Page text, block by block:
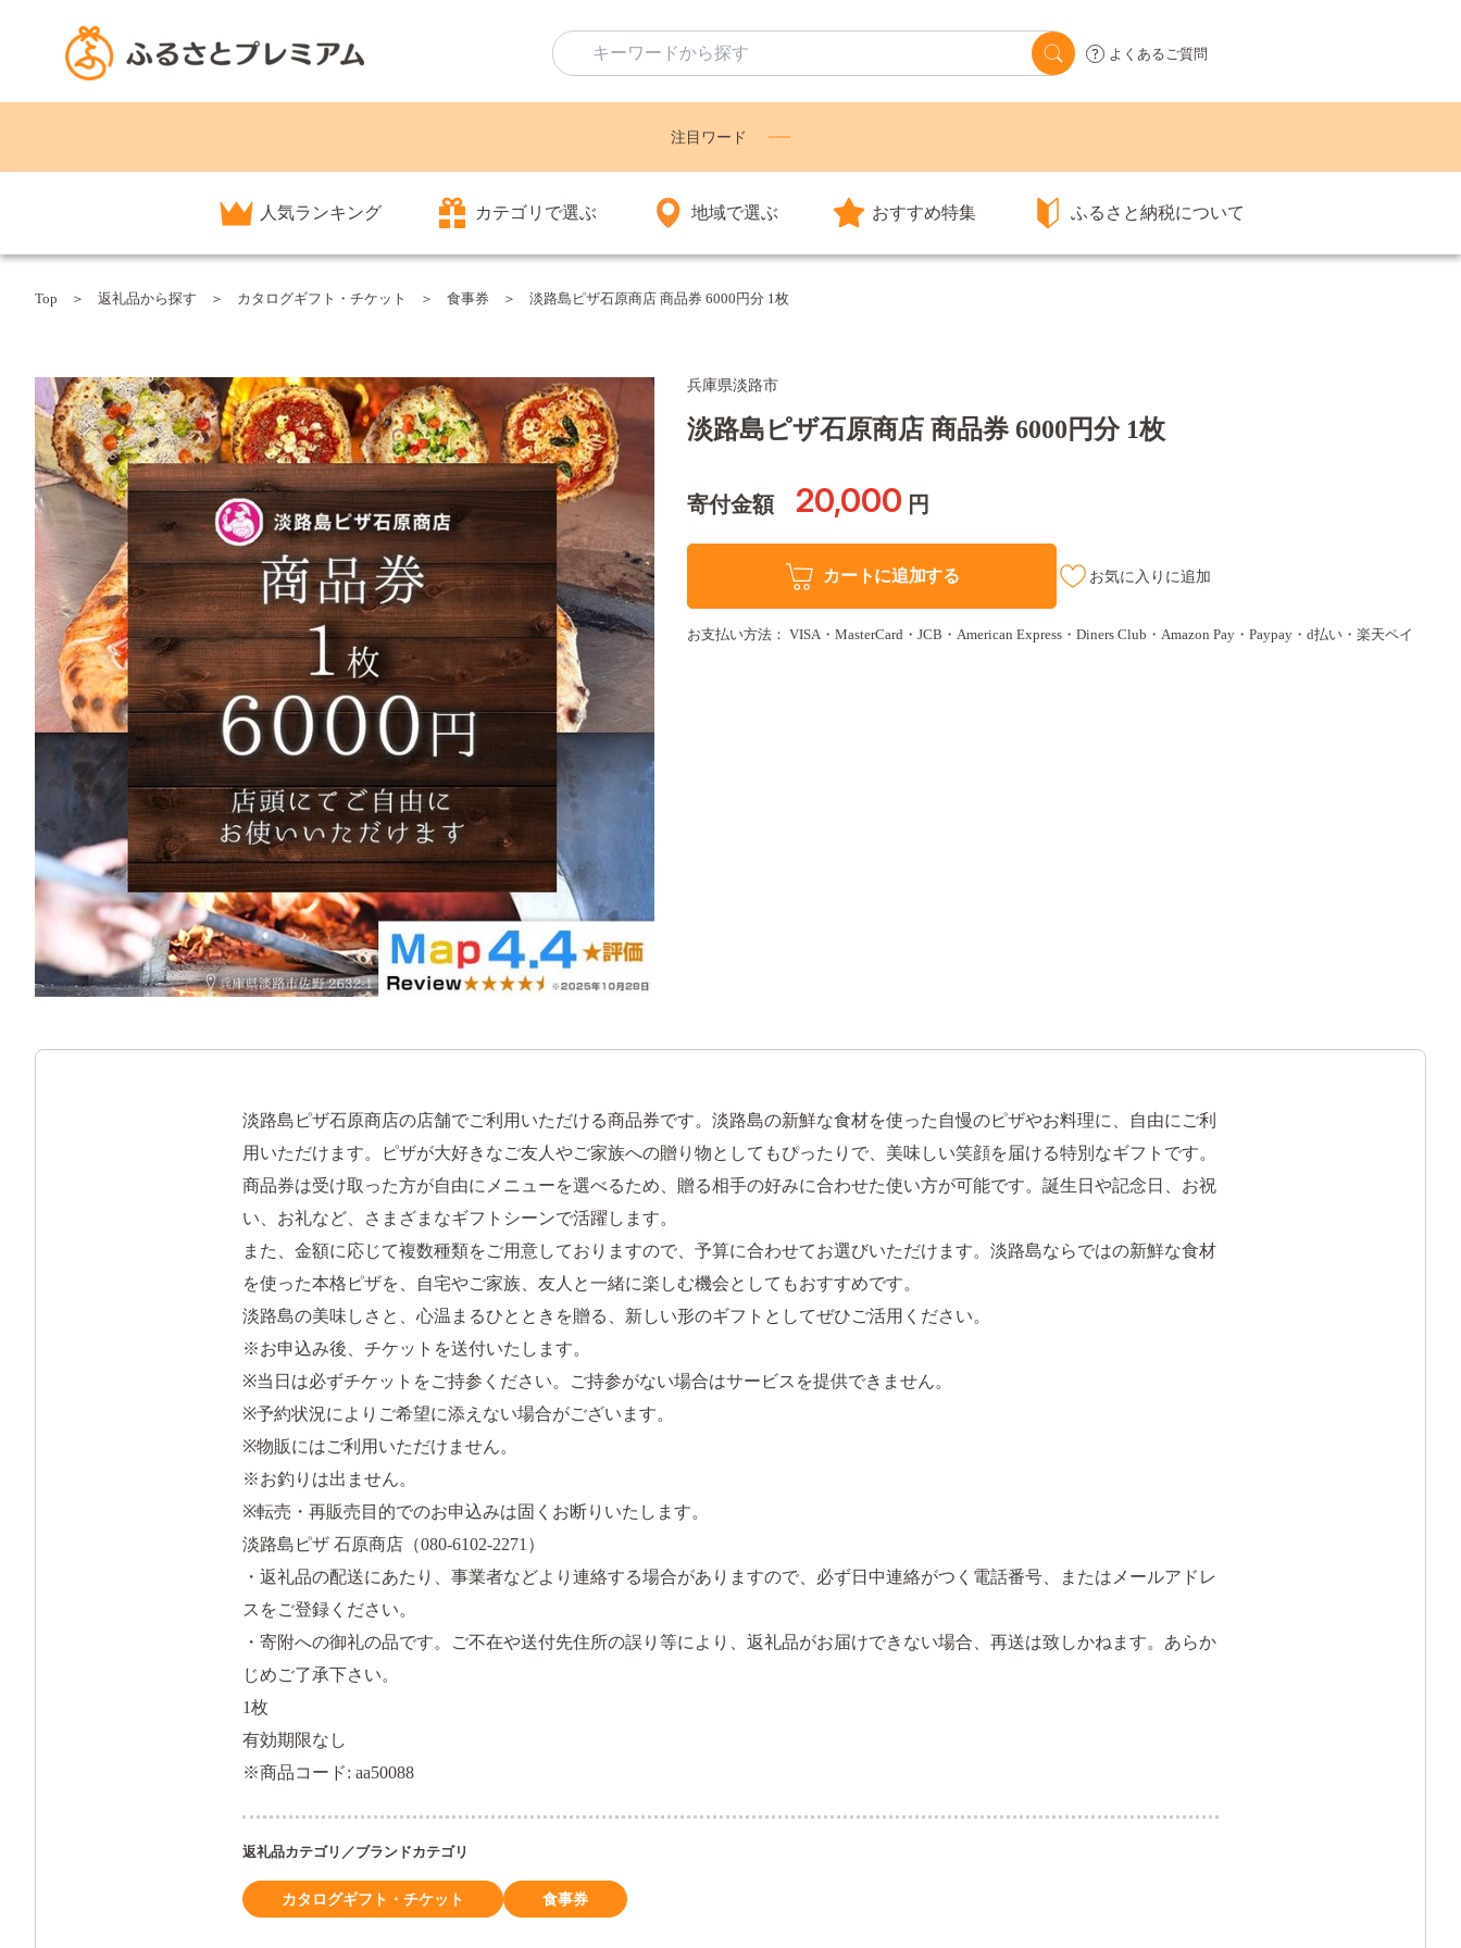
よくあるご質問
注目ワード
人気ランキング カテゴリで選ぶ 地域で選ぶ おすすめ特集 ふるさと納税について
Top 返礼品から探す カタログギフト・チケット 食事券 淡路島ピザ石原商店 商品券 6000円分 1枚
兵庫県淡路市
淡路島ピザ石原商店 商品券 6000円分 1枚
寄付金額 20,000 円
カートに追加する お気に入りに追加
お支払い方法： VISA・MasterCard・JCB・American Express・Diners Club・Amazon Pay・Paypay・d払い・楽天ペイ
淡路島ピザ石原商店の店舗でご利用いただける商品券です。淡路島の新鮮な食材を使った自慢のピザやお料理に、自由にご利
用いただけます。ピザが大好きなご友人やご家族への贈り物としてもぴったりで、美味しい笑顔を届ける特別なギフトです。
商品券は受け取った方が自由にメニューを選べるため、贈る相手の好みに合わせた使い方が可能です。誕生日や記念日、お祝
い、お礼など、さまざまなギフトシーンで活躍します。
また、金額に応じて複数種類をご用意しておりますので、予算に合わせてお選びいただけます。淡路島ならではの新鮮な食材
を使った本格ピザを、自宅やご家族、友人と一緒に楽しむ機会としてもおすすめです。
淡路島の美味しさと、心温まるひとときを贈る、新しい形のギフトとしてぜひご活用ください。
※お申込み後、チケットを送付いたします。
※当日は必ずチケットをご持参ください。ご持参がない場合はサービスを提供できません。
※予約状況によりご希望に添えない場合がございます。
※物販にはご利用いただけません。
※お釣りは出ません。
※転売・再販売目的でのお申込みは固くお断りいたします。
淡路島ピザ 石原商店（080-6102-2271）
・返礼品の配送にあたり、事業者などより連絡する場合がありますので、必ず日中連絡がつく電話番号、またはメールアドレ
スをご登録ください。
・寄附への御礼の品です。ご不在や送付先住所の誤り等により、返礼品がお届けできない場合、再送は致しかねます。あらか
じめご了承下さい。
1枚
有効期限なし
※商品コード: aa50088
返礼品カテゴリ／ブランドカテゴリ
カタログギフト・チケット 食事券